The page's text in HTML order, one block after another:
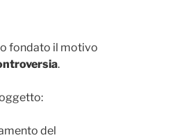
fondato il motivo
.
del